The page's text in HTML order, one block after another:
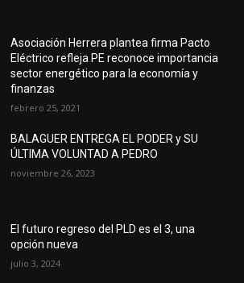
Asociación Herrera plantea firma Pacto
Eléctrico refleja PE reconoce importancia
sector energético para la economía y
finanzas
febrero 25, 2021
BALAGUER ENTREGA EL PODER y SU
ÚLTIMA VOLUNTAD A PEDRO
noviembre 26, 2023
El futuro regreso del PLD es el 3, una
opción nueva
julio 3, 2024